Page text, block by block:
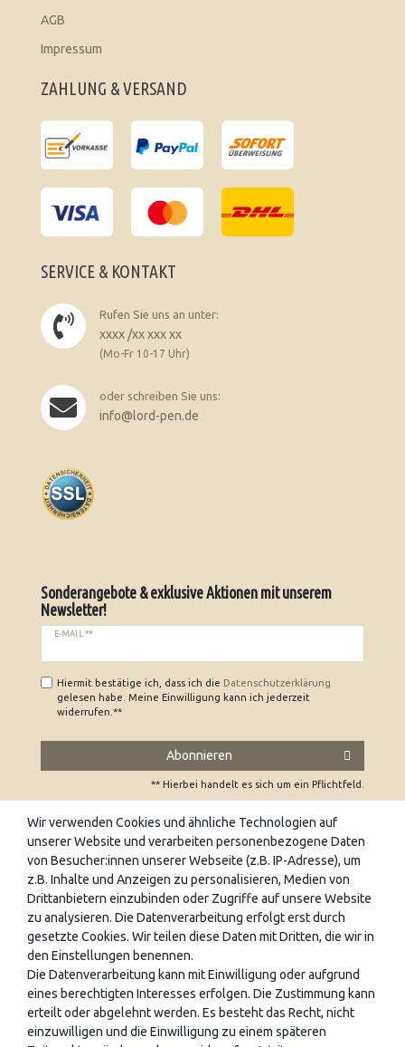
AGB
Impressum
ZAHLUNG & VERSAND
SERVICE & KONTAKT
Rufen Sie uns an unter:
xxxx /xx xxx xx
(Mo-Fr 10-17 Uhr)
oder schreiben Sie uns:
info@lord-pen.de
Sonderangebote & exklusive Aktionen mit unserem
Newsletter!
E-MAIL **
Hiermit bestätige ich, dass ich die Daten­schutz­erklärung
gelesen habe. Meine Einwilligung kann ich jederzeit
widerrufen.**
Abonnieren
** Hierbei handelt es sich um ein Pflichtfeld.
UNSERE FACHGESCHÄFTE
Wir freuen uns auch auf Ihren Besuch in unseren
Fachgeschäften. Hier finden sie eine Vielzahl an
wunderschönen Schreibgeräten zum Ausprobieren und ein
umfangreiches Papeterie-Sortiment in angenehmer
Atmosphäre. Es erwartet sie unser geschultes Fachpersonal
an folgenden Standorten.
Max Mustermann GmbH
Wir verwenden Cookies und ähnliche Technologien auf
unserer Website und verarbeiten personenbezogene Daten
von Besucher:innen unserer Webseite (z.B. IP-Adresse), um
z.B. Inhalte und Anzeigen zu personalisieren, Medien von
Drittanbietern einzubinden oder Zugriffe auf unsere Website
zu analysieren. Die Datenverarbeitung erfolgt erst durch
gesetzte Cookies. Wir teilen diese Daten mit Dritten, die wir in
den Einstellungen benennen.
Die Datenverarbeitung kann mit Einwilligung oder aufgrund
eines berechtigten Interesses erfolgen. Die Zustimmung kann
erteilt oder abgelehnt werden. Es besteht das Recht, nicht
einzuwilligen und die Einwilligung zu einem späteren